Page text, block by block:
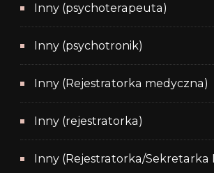
Inny (psychoterapeuta)
Inny (psychotronik)
Inny (Rejestratorka medyczna)
Inny (rejestratorka)
Inny (Rejestratorka/Sekretarka